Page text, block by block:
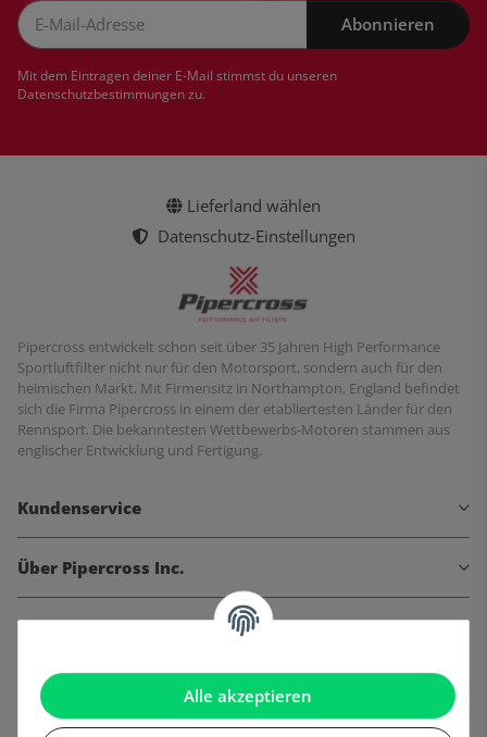
Alle akzeptieren
Abonnieren
Mit dem Eintragen deiner E-Mail stimmst du unseren
Datenschutzbestimmungenzu.
Lieferland wählen
Datenschutz-Einstellungen
Pipercross entwickelt schon seit über 35 Jahren High Performance
Sportluftfilter nicht nur für den Motorsport, sondern auch für den
heimischen Markt. Mit Firmensitz in Northampton, England befindet
sich die Firma Pipercross in einem der etabliertesten Länder für den
Rennsport. Die bekanntesten Wettbewerbs-Motoren stammen aus
englischer Entwicklung und Fertigung.
Kundenservice
Über Pipercross Inc.
Informationen
Gesetzliche Informationen